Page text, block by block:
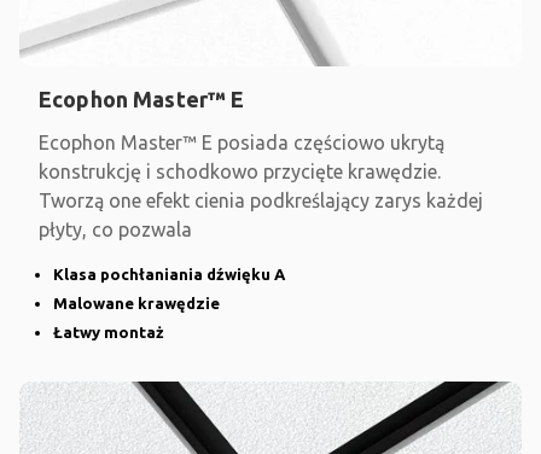
Ecophon Master™ E
Ecophon Master™ E posiada częściowo ukrytą
konstrukcję i schodkowo przycięte krawędzie.
Tworzą one efekt cienia podkreślający zarys każdej
płyty, co pozwala
Klasa pochłaniania dźwięku A
Malowane krawędzie
Łatwy montaż